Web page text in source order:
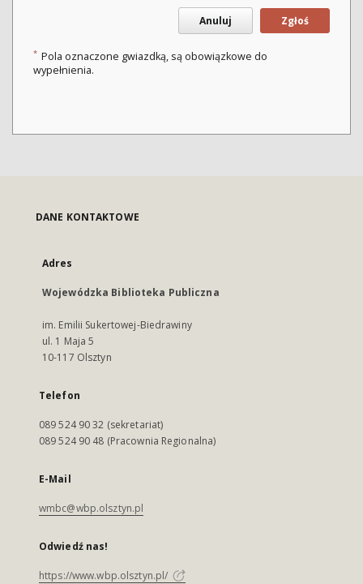
Anuluj Zgłoś
* Pola oznaczone gwiazdką, są obowiązkowe do
wypełnienia.
DANE KONTAKTOWE
Adres
Wojewódzka Biblioteka Publiczna
im. Emilii Sukertowej-Biedrawiny
ul. 1 Maja 5
10-117 Olsztyn
Telefon
089 524 90 32 (sekretariat)
089 524 90 48 (Pracownia Regionalna)
E-Mail
wmbc@wbp.olsztyn.pl
Odwiedź nas!
https://www.wbp.olsztyn.pl/